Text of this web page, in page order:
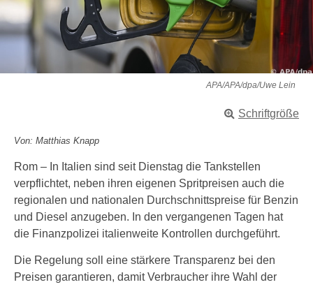
APA/APA/dpa/Uwe Lein
Schriftgröße
Von: Matthias Knapp
Rom – In Italien sind seit Dienstag die Tankstellen
verpflichtet, neben ihren eigenen Spritpreisen auch die
regionalen und nationalen Durchschnittspreise für Benzin
und Diesel anzugeben. In den vergangenen Tagen hat
die Finanzpolizei italienweite Kontrollen durchgeführt.
Die Regelung soll eine stärkere Transparenz bei den
Preisen garantieren, damit Verbraucher ihre Wahl der